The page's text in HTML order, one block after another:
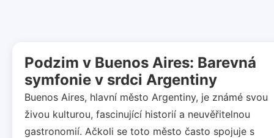
Podzim v Buenos Aires: Barevná
symfonie v srdci Argentiny
Buenos Aires, hlavní město Argentiny, je známé svou
živou kulturou, fascinující historií a neuvěřitelnou
gastronomií. Ačkoli se toto město často spojuje s